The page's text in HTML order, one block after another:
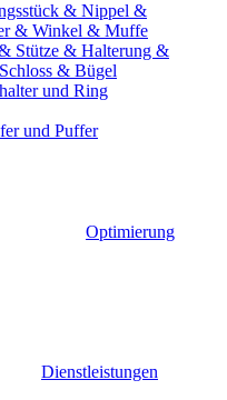
& Nippel &
& Winkel & Muffe
Stütze & Halterung &
& Bügel
und Ring
und Puffer
Optimierung
Dienstleistungen